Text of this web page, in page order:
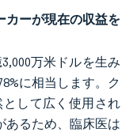
カーが現在の収益を
万米ドルを生み
に相当します。ク
として広く使用され
あるため、臨床医は